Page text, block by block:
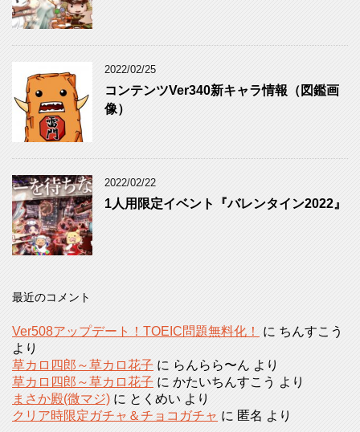
2022/02/25
コンテンツVer340新キャラ情報（図鑑画
像）
2022/02/22
1人用限定イベント『バレンタイン2022』
最近のコメント
Ver508アップデート！TOEIC問題無料化！ に ちんすこう
より
草カロ四郎～草カロ花子 に らんらら〜ん より
草カロ四郎～草カロ花子 に かたいちんすこう より
まさか殿(微マジ) に とくめい より
クリア時限定ガチャ＆チョコガチャ に 匿名 より